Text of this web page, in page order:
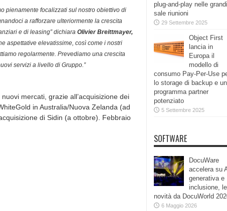
pienamente focalizzati sul nostro obiettivo di
a rafforzare ulteriormente la crescita
e di leasing” dichiara Olivier Breittmayer,
aspettative elevatissime, così come i nostri
regolarmente. Prevediamo una crescita
servizi a livello di Gruppo.”
mercati, grazie all’acquisizione dei
in Australia/Nuova Zelanda (ad
di Sidin (a ottobre). Febbraio
plug-and-play nelle grandi
sale riunioni
29 Settembre 2025
Object First
lancia in
Europa il
modello di
consumo Pay-Per-Use
lo storage di backup e un
programma partner
potenziato
5 Settembre 2025
SOFTWARE
DocuWare
accelera su
generativa e
inclusione, le
novità da DocuWorld
6 Maggio 2026